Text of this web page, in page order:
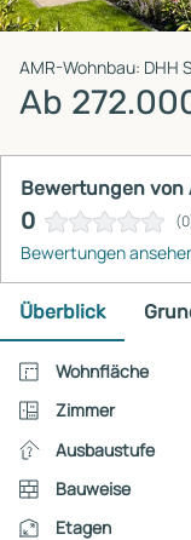
AMR-Wohnbau: DHH
Ab
Bewertungen von
0
Bewertungen
Überblick
Wohnfläche
Zimmer
Ausbaustufe
Bauweise
Etagen